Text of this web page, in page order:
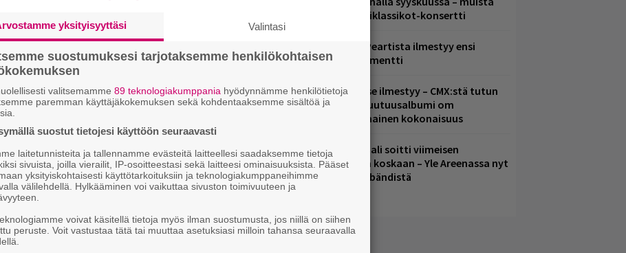
antaa mahdollisuuden kuunnella
pois Facebookista. Noin 15
käytettävissä ilmaiseksi.
nauttimaan muutaman viikon sisään.
on kehitetty myös jonkinlainen ”guilty
kaikkea musiikillista likapyykkiä ei tarvitse
alla olevat videot.
myös metalliklassikot-konsertti
Rushin Neil Peartista ilmestyy ensi
kuussa dokumentti
Huomenna se ilmestyy – CMX:stä tutun
A.W. Yrjänän uutuusalbumi om
mammuttimainen kokonaisuus
Eppu Normaali soitti viimeisen
konserttinsa koskaan – Yle Areenassa nyt
dokumentti bändistä
yksityisyyttäsi Valintasi
suostumuksesi tarjotaksemme henkilökohtaisen
valitsemamme 89 teknologiakumppania hyödynnämme henkilötietoja
paremman käyttäjäkokemuksen sekä kohdentaaksemme sisältöä ja
suostut tietojesi käyttöön seuraavasti
laitetunnisteita ja tallennamme evästeitä laitteellesi saadaksemme tietoja
sivuista, joilla vierailit, IP-osoitteestasi sekä laitteesi ominaisuuksista. Pääset
yksityiskohtaisesti käyttötarkoituksiin ja teknologiakumppaneihimme
välilehdellä. Hylkääminen voi vaikuttaa sivuston toimivuuteen ja
voivat käsitellä tietoja myös ilman suostumusta, jos niillä on siihen
peruste. Voit vastustaa tätä tai muuttaa asetuksiasi milloin tahansa seuraavalla